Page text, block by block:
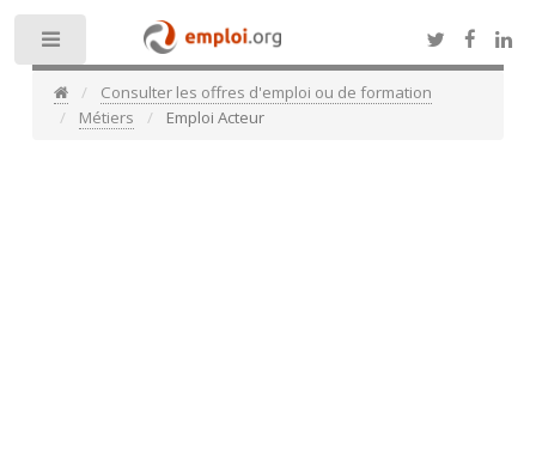
Consulter les offres d'emploi ou de formation
Métiers
Emploi Acteur
Toggle